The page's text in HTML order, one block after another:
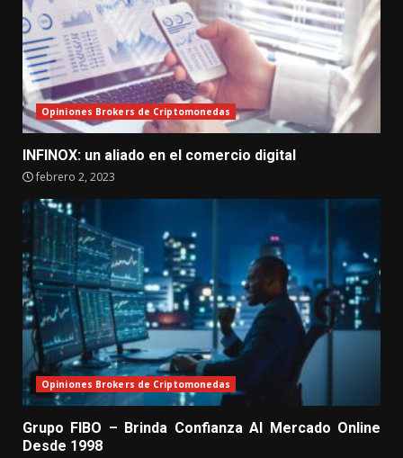
Opiniones Brokers de Criptomonedas
INFINOX: un aliado en el comercio digital
febrero 2, 2023
Opiniones Brokers de Criptomonedas
Grupo FIBO – Brinda Confianza Al Mercado Online
Desde 1998